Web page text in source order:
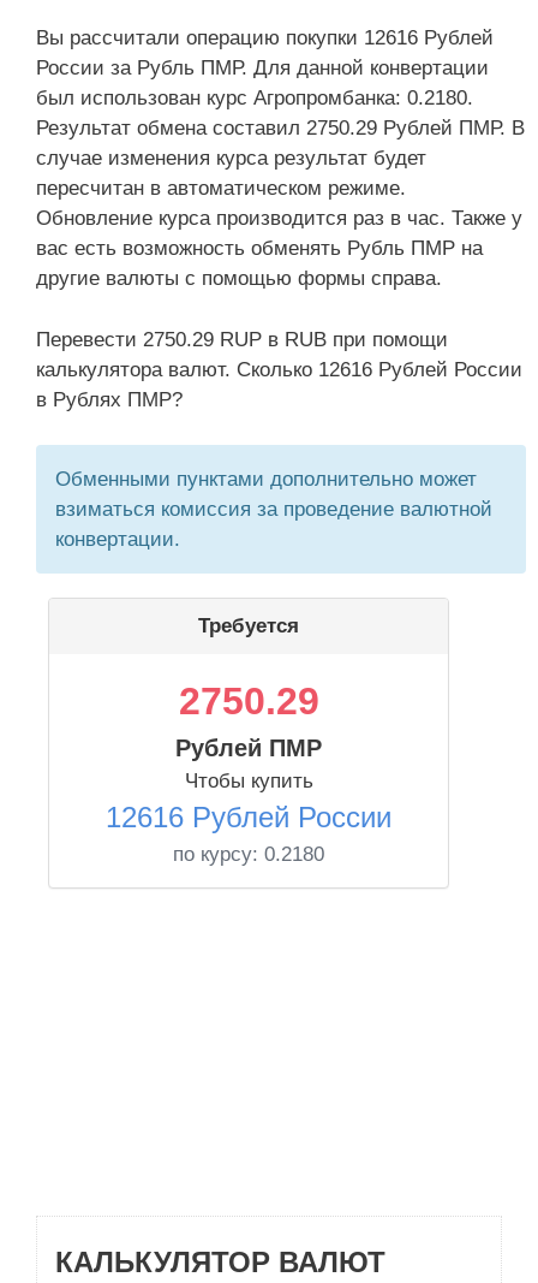
Вы рассчитали операцию покупки 12616 Рублей
России за Рубль ПМР. Для данной конвертации
был использован курс Агропромбанка: 0.2180.
Результат обмена составил 2750.29 Рублей ПМР. В
случае изменения курса результат будет
пересчитан в автоматическом режиме.
Обновление курса производится раз в час. Также у
вас есть возможность обменять Рубль ПМР на
другие валюты с помощью формы справа.
Перевести 2750.29 RUP в RUB при помощи
калькулятора валют. Сколько 12616 Рублей России
в Рублях ПМР?
Обменными пунктами дополнительно может
взиматься комиссия за проведение валютной
конвертации.
Требуется
2750.29
Рублей ПМР
Чтобы купить
12616 Рублей России
по курсу: 0.2180
КАЛЬКУЛЯТОР ВАЛЮТ